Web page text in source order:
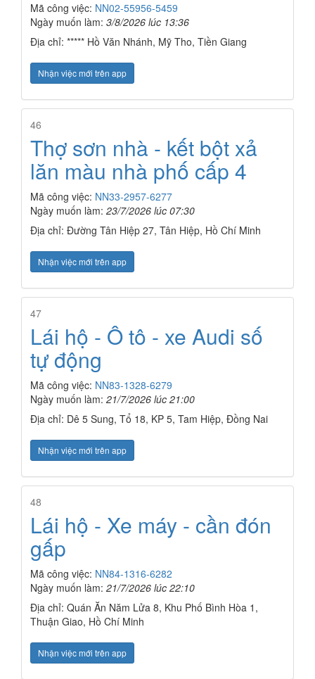
Mã công việc: NN02-55956-5459
Ngày muốn làm: 3/8/2026 lúc 13:36
Địa chỉ: ***** Hồ Văn Nhánh, Mỹ Tho, Tiền Giang
Nhận việc mới trên app
46
Thợ sơn nhà - kết bột xả
lăn màu nhà phố cấp 4
Mã công việc: NN33-2957-6277
Ngày muốn làm: 23/7/2026 lúc 07:30
Địa chỉ: Đường Tân Hiệp 27, Tân Hiệp, Hồ Chí Minh
Nhận việc mới trên app
47
Lái hộ - Ô tô - xe Audi số
tự động
Mã công việc: NN83-1328-6279
Ngày muốn làm: 21/7/2026 lúc 21:00
Địa chỉ: Dê 5 Sung, Tổ 18, KP 5, Tam Hiệp, Đồng Nai
Nhận việc mới trên app
48
Lái hộ - Xe máy - cần đón
gấp
Mã công việc: NN84-1316-6282
Ngày muốn làm: 21/7/2026 lúc 22:10
Địa chỉ: Quán Ăn Năm Lửa 8, Khu Phố Bình Hòa 1,
Thuận Giao, Hồ Chí Minh
Nhận việc mới trên app